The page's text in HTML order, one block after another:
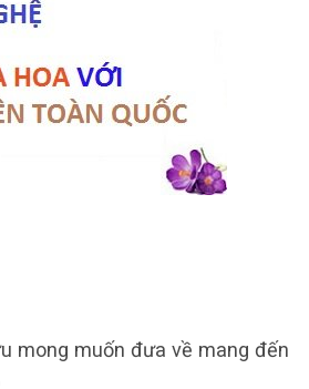
mong muốn đưa về mang đến